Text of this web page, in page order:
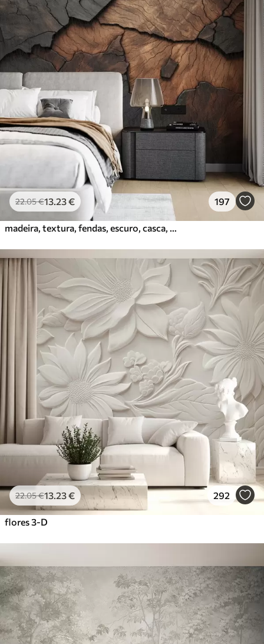
22.05€13.23€ 197
madeira, textura, fendas, escuro, casca, superfície
22.05€13.23€ 292
flores 3-D